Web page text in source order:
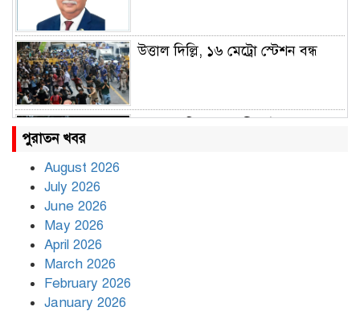
উত্তাল দিল্লি, ১৬ মেট্রো স্টেশন বন্ধ
পুরাতন খবর
August 2026
July 2026
June 2026
May 2026
April 2026
March 2026
February 2026
January 2026